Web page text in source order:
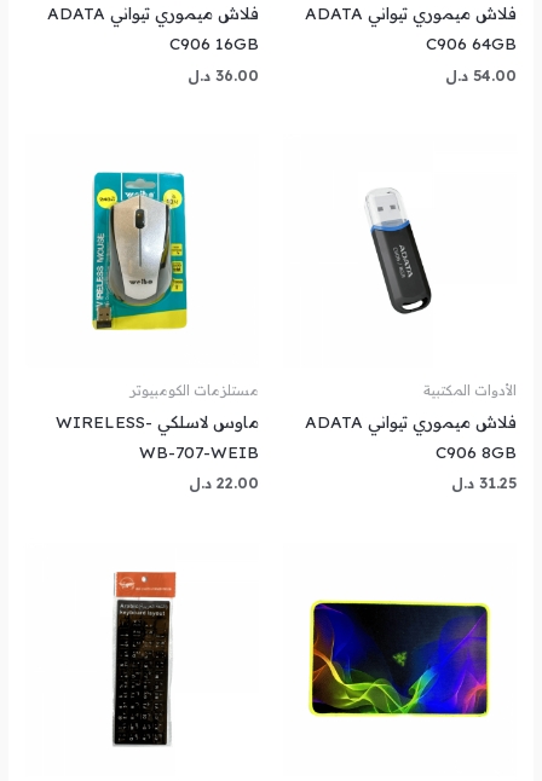
فلاش ميموري تيواني ADATA
C906 64GB
54.00 د.ل
فلاش ميموري تيواني ADATA
C906 16GB
36.00 د.ل
الأدوات المكتبية
فلاش ميموري تيواني ADATA
C906 8GB
31.25 د.ل
مستلزمات الكومبيوتر
ماوس لاسلكي WIRELESS-
WB-707-WEIB
22.00 د.ل